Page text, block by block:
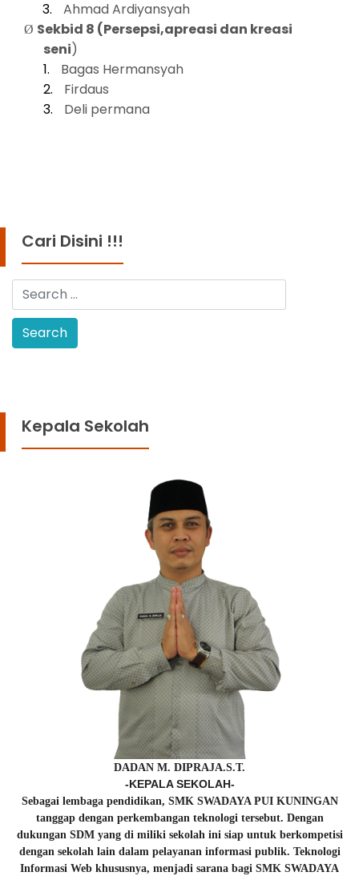
3.
Ahmad Ardiyansyah
Ø Sekbid 8 (Persepsi,apreasi dan kreasi
seni)
1.
Bagas Hermansyah
2.
Firdaus
3.
Deli permana
Cari Disini !!!
Kepala Sekolah
DADAN M. DIPRAJA.S.T.
-KEPALA SEKOLAH-
Sebagai lembaga pendidikan, SMK SWADAYA PUI KUNINGAN
tanggap dengan perkembangan teknologi tersebut. Dengan
dukungan SDM yang di miliki sekolah ini siap untuk berkompetisi
dengan sekolah lain dalam pelayanan informasi publik. Teknologi
Informasi Web khususnya, menjadi sarana bagi SMK SWADAYA